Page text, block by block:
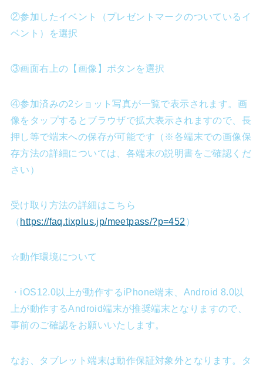
②参加したイベント（プレゼントマークのついているイ
ベント）を選択
③画面右上の【画像】ボタンを選択
④参加済みの2ショット写真が一覧で表示されます。画
像をタップするとブラウザで拡大表示されますので、長
押し等で端末への保存が可能です（※各端末での画像保
存方法の詳細については、各端末の説明書をご確認くだ
さい）
受け取り方法の詳細はこちら
（ https://faq.tixplus.jp/meetpass/?p=452 ）
☆動作環境について
・iOS12.0以上が動作するiPhone端末、Android 8.0以
上が動作するAndroid端末が推奨端末となりますので、
事前のご確認をお願いいたします。
なお、タブレット端末は動作保証対象外となります。タ